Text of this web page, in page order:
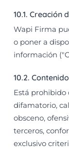
10.1. Creación
Wapi Firma
o poner a
información
10.2.
Está prohibido
difamatorio,
obsceno,
terceros,
exclusivo